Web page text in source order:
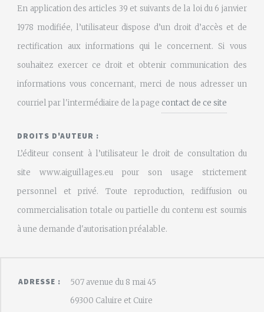
En application des articles 39 et suivants de la loi du 6 janvier
1978 modifiée, l’utilisateur dispose d’un droit d’accès et de
rectification aux informations qui le concernent. Si vous
souhaitez exercer ce droit et obtenir communication des
informations vous concernant, merci de nous adresser un
courriel par l'intermédiaire de la page contact de ce site
DROITS D'AUTEUR :
L’éditeur consent à l’utilisateur le droit de consultation du
site www.aiguillages.eu pour son usage strictement
personnel et privé. Toute reproduction, rediffusion ou
commercialisation totale ou partielle du contenu est soumis
à une demande d'autorisation préalable.
ADRESSE :
507 avenue du 8 mai 45
69300 Caluire et Cuire